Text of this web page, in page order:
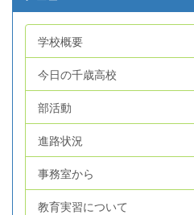
学校概要
今日の千歳高校
部活動
進路状況
事務室から
教育実習について